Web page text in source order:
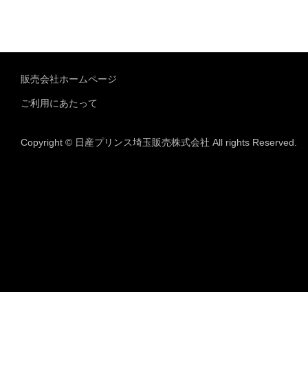
販売会社ホームページ
ご利用にあたって
Copyright © 日産プリンス埼玉販売株式会社 All rights Reserved.